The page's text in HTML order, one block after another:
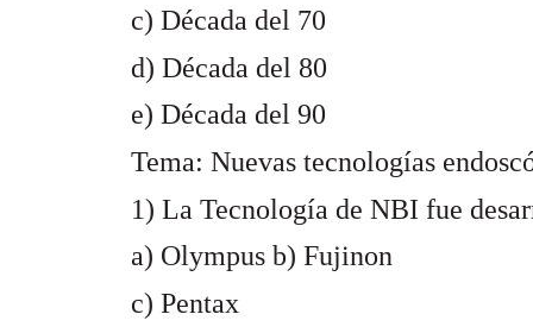
c) Década del 70
d) Década del 80
e) Década del 90
Tema: Nuevas tecnologías
1) La Tecnología de NBI fue
a) Olympus b) Fujinon
c) Pentax